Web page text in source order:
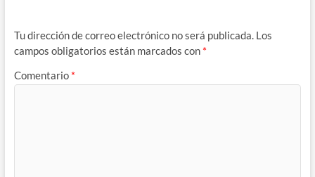
Tu dirección de correo electrónico no será publicada. Los
campos obligatorios están marcados con *
Comentario *